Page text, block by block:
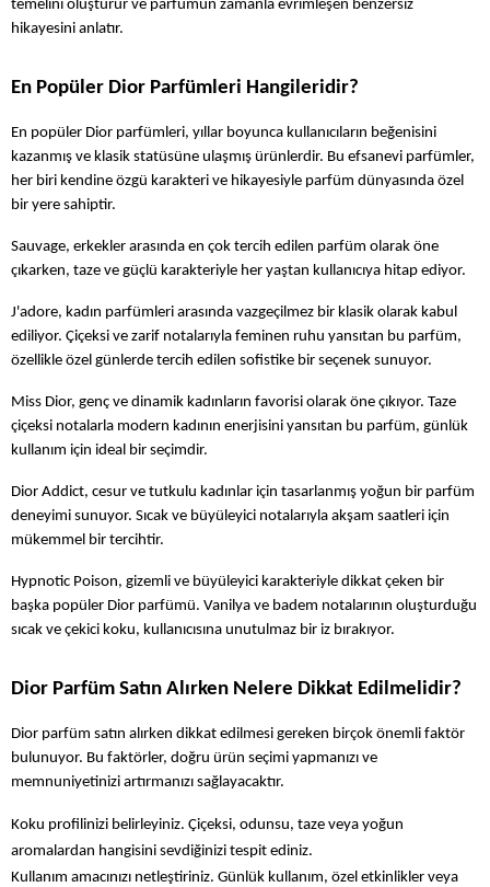
temelini oluşturur ve parfümün zamanla evrimleşen benzersiz
hikayesini anlatır.
En Popüler Dior Parfümleri Hangileridir?
En popüler Dior parfümleri, yıllar boyunca kullanıcıların beğenisini
kazanmış ve klasik statüsüne ulaşmış ürünlerdir. Bu efsanevi parfümler,
her biri kendine özgü karakteri ve hikayesiyle parfüm dünyasında özel
bir yere sahiptir.
Sauvage, erkekler arasında en çok tercih edilen parfüm olarak öne
çıkarken, taze ve güçlü karakteriyle her yaştan kullanıcıya hitap ediyor.
J'adore, kadın parfümleri arasında vazgeçilmez bir klasik olarak kabul
ediliyor. Çiçeksi ve zarif notalarıyla feminen ruhu yansıtan bu parfüm,
özellikle özel günlerde tercih edilen sofistike bir seçenek sunuyor.
Miss Dior, genç ve dinamik kadınların favorisi olarak öne çıkıyor. Taze
çiçeksi notalarla modern kadının enerjisini yansıtan bu parfüm, günlük
kullanım için ideal bir seçimdir.
Dior Addict, cesur ve tutkulu kadınlar için tasarlanmış yoğun bir parfüm
deneyimi sunuyor. Sıcak ve büyüleyici notalarıyla akşam saatleri için
mükemmel bir tercihtir.
Hypnotic Poison, gizemli ve büyüleyici karakteriyle dikkat çeken bir
başka popüler Dior parfümü. Vanilya ve badem notalarının oluşturduğu
sıcak ve çekici koku, kullanıcısına unutulmaz bir iz bırakıyor.
Dior Parfüm Satın Alırken Nelere Dikkat Edilmelidir?
Dior parfüm satın alırken dikkat edilmesi gereken birçok önemli faktör
bulunuyor. Bu faktörler, doğru ürün seçimi yapmanızı ve
memnuniyetinizi artırmanızı sağlayacaktır.
Koku profilinizi belirleyiniz. Çiçeksi, odunsu, taze veya yoğun
aromalardan hangisini sevdiğinizi tespit ediniz.
Kullanım amacınızı netleştiriniz. Günlük kullanım, özel etkinlikler veya